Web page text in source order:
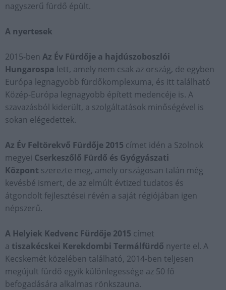
nagyszerű fürdő épült.
A nyertesek
2015-ben Az Év Fürdője a hajdúszoboszlói
Hungarospa lett, amely nem csak az ország, de egyben
Európa legnagyobb fürdőkomplexuma, és itt található
Közép-Európa legnagyobb épített medencéje is. A
szavazásból kiderült, a szolgáltatások minőségével is
sokan elégedettek.
Az Év Feltörekvő Fürdője 2015 címet idén a Szolnok
megyei Cserkeszőlő Fürdő és Gyógyászati
Központ szerezte meg, amely országosan talán még
kevésbé ismert, de az elmúlt évtized tudatos és
átgondolt fejlesztései révén a saját régiójában igen
népszerű.
A Helyiek Kedvenc Fürdője 2015 címet
a tiszakécskei Kerekdombi Termálfürdő nyerte el. A
Kecskemét közelében található, 2014-ben teljesen
megújult fürdő egyik különlegessége az 50 fő
befogadására alkalmas rönkszauna.